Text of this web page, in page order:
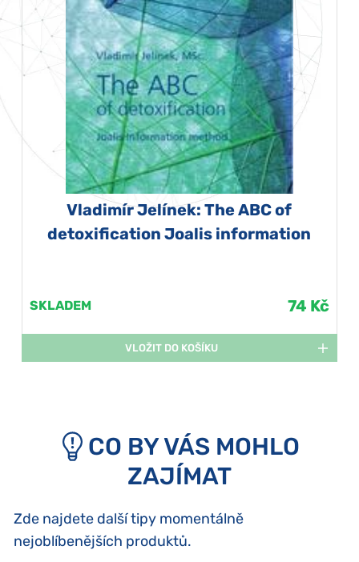
Vladimír Jelínek: The ABC of
detoxification Joalis information
SKLADEM 74 Kč
VLOŽIT DO KOŠÍKU
CO BY VÁS MOHLO
ZAJÍMAT
Zde najdete další tipy momentálně
nejoblíbenějších produktů.